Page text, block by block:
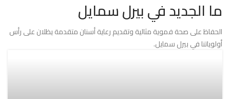
ما الجديد في بيرل سمايل
الحفاظ على صحة فموية مثالية وتقديم رعاية أسنان متقدمة يظلان على رأس
أولوياتنا في بيرل سمايل.